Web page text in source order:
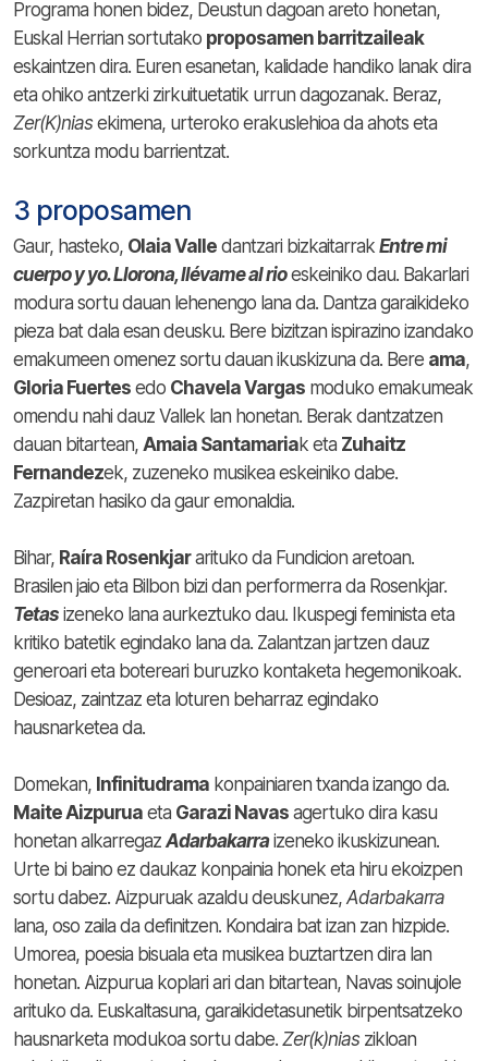
Programa honen bidez, Deustun dagoan areto honetan,
Euskal Herrian sortutako proposamen barritzaileak
eskaintzen dira. Euren esanetan, kalidade handiko lanak dira
eta ohiko antzerki zirkuituetatik urrun dagozanak. Beraz,
Zer(K)nias ekimena, urteroko erakuslehioa da ahots eta
sorkuntza modu barrientzat.
3 proposamen
Gaur, hasteko, Olaia Valle dantzari bizkaitarrak Entre mi
cuerpo y yo. Llorona, llévame al rioeskeiniko dau. Bakarlari
modura sortu dauan lehenengo lana da. Dantza garaikideko
pieza bat dala esan deusku. Bere bizitzan ispirazino izandako
emakumeen omenez sortu dauan ikuskizuna da. Bere ama,
Gloria Fuertes edo Chavela Vargas moduko emakumeak
omendu nahi dauz Vallek lan honetan. Berak dantzatzen
dauan bitartean, Amaia Santamariak eta Zuhaitz
Fernandezek, zuzeneko musikea eskeiniko dabe.
Zazpiretan hasiko da gaur emonaldia.
Bihar, Raíra Rosenkjararituko da Fundicion aretoan.
Brasilen jaio eta Bilbon bizi dan performerra da Rosenkjar.
Tetas izeneko lana aurkeztuko dau. Ikuspegi feminista eta
kritiko batetik egindako lana da. Zalantzan jartzen dauz
generoari eta botereari buruzko kontaketa hegemonikoak.
Desioaz, zaintzaz eta loturen beharraz egindako
hausnarketea da.
Domekan, Infinitudrama konpainiaren txanda izango da.
Maite Aizpurua eta Garazi Navas agertuko dira kasu
honetan alkarregaz Adarbakarraizeneko ikuskizunean.
Urte bi baino ez daukaz konpainia honek eta hiru ekoizpen
sortu dabez. Aizpuruak azaldu deuskunez, Adarbakarra
lana, oso zaila da definitzen. Kondaira bat izan zan hizpide.
Umorea, poesia bisuala eta musikea buztartzen dira lan
honetan. Aizpurua koplari ari dan bitartean, Navas soinujole
arituko da. Euskaltasuna, garaikidetasunetik birpentsatzeko
hausnarketa modukoa sortu dabe. Zer(k)nias zikloan